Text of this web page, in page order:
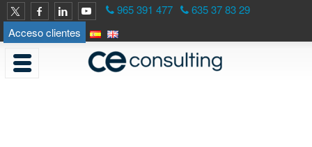
965 391 477
635 37 83 29
Acceso clientes